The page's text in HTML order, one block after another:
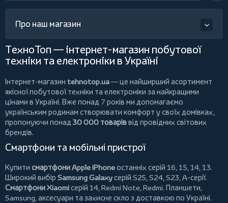
Про наш магазин
ТехноТоп — інтернет-магазин побутової
техніки та електроніки в Україні
Інтернет-магазин tehnotop.ua— це найширший асортимент
якісної побутової техніки та електроніки за найкращими
цінами в Україні. Вже понад 7 років ми допомагаємо
українським родинам створювати комфорт у своїх домівках,
пропонуючи понад 30 000 товаріввід провідних світових
брендів.
Смартфони та мобільні пристрої
Купити смартфони Apple iPhoneостанніх серій 16, 15, 14, 13.
Широкий вибір Samsung Galaxyсерій S25, S24, S23, A-серії.
Смартфони Xiaomiсерій 14, Redmi Note, Redmi. Планшети,
Samsung, аксесуари тазахисне скло з доставкою по Україні.